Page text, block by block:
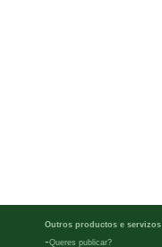
Outros productos e servizos
-Queres publicar?